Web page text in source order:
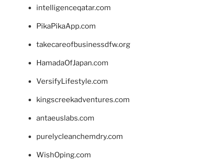
intelligenceqatar.com
PikaPikaApp.com
takecareofbusinessdfw.org
HamadaOfJapan.com
VersifyLifestyle.com
kingscreekadventures.com
antaeuslabs.com
purelycleanchemdry.com
WishOping.com